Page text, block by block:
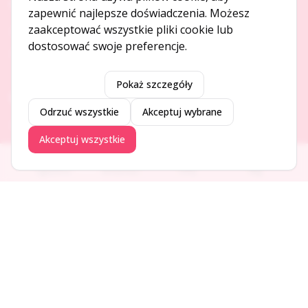
O NAS
O serwisie
Kontakt
DODAJ I PROMUJ
Dodaj ogłoszenie
Dodaj firmę
Promuj ogłoszenie
Ogłoszenia Aktualności Firmy Blog
zapewnić najlepsze doświadczenia. Możesz
zaakceptować wszystkie pliki cookie lub
dostosować swoje preferencje.
Pokaż szczegóły
Odrzuć wszystkie Akceptuj wybrane
Akceptuj wszystkie